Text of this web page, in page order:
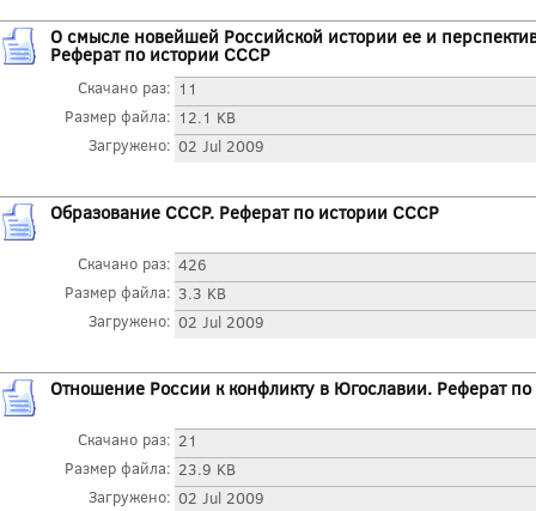
О смысле новейшей Российской истории ее и
Реферат по истории СССР
Скачано раз: 11
Размер файла: 12.1 KB
Загружено: 02 Jul 2009
Образование СССР. Реферат по истории СССР
Скачано раз: 426
Размер файла: 3.3 KB
Загружено: 02 Jul 2009
Отношение России к конфликту в Югославии. Реферат
Скачано раз: 21
Размер файла: 23.9 KB
Загружено: 02 Jul 2009